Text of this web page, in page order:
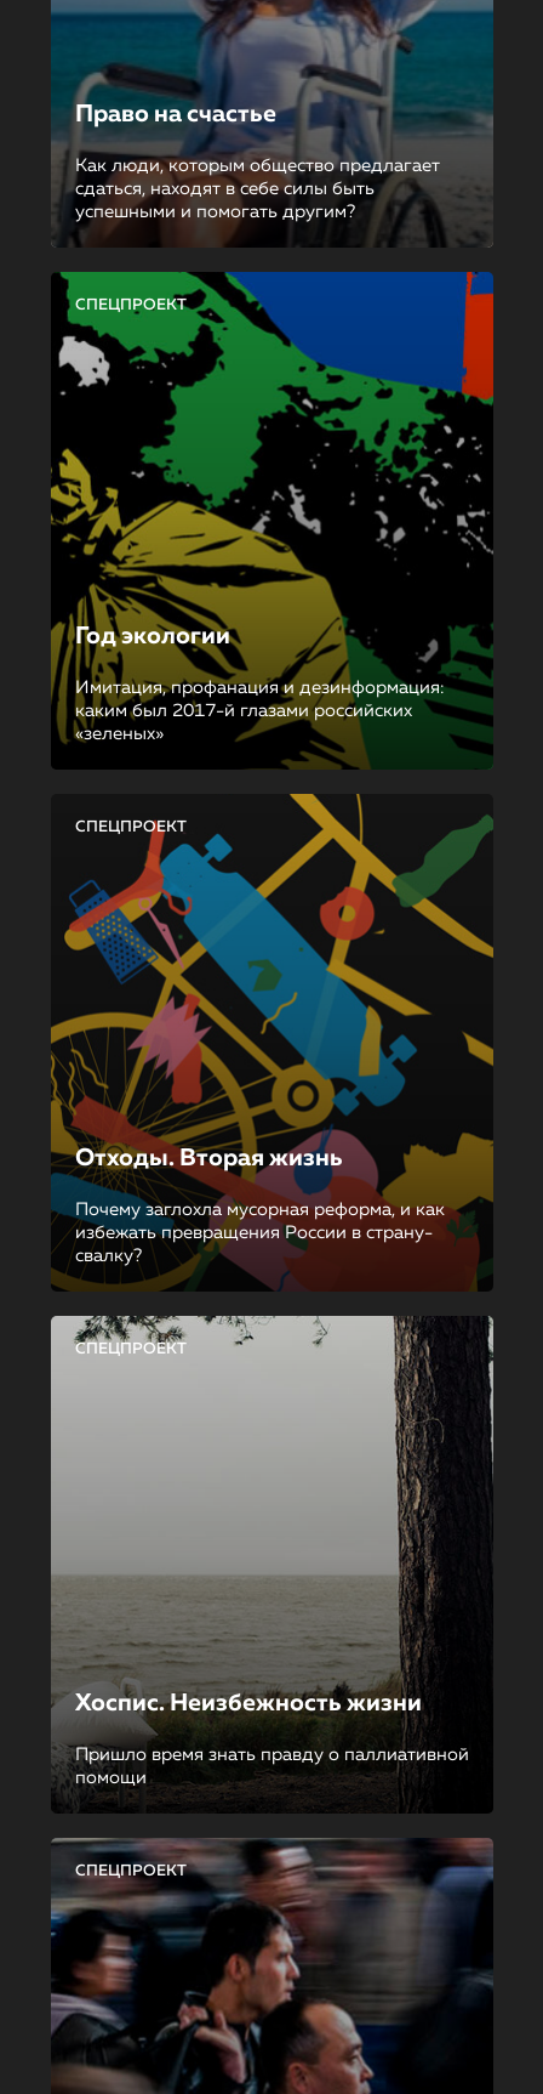
Право на счастье
Как люди, которым общество предлагает
сдаться, находят в себе силы быть
успешными и помогать другим?
СПЕЦПРОЕКТ
Год экологии
Имитация, профанация и дезинформация:
каким был 2017-й глазами российских
«зеленых»
СПЕЦПРОЕКТ
Отходы. Вторая жизнь
Почему заглохла мусорная реформа, и как
избежать превращения России в страну-
свалку?
СПЕЦПРОЕКТ
Хоспис. Неизбежность жизни
Пришло время знать правду о паллиативной
помощи
СПЕЦПРОЕКТ